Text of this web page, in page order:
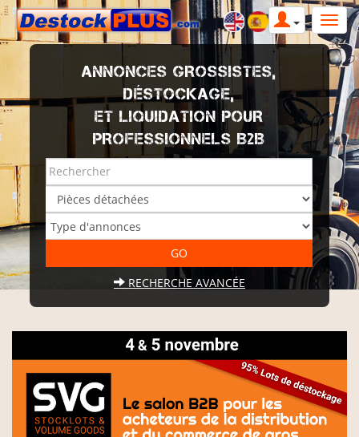
ANNONCES GROSSISTES,
DÉSTOCKAGE,
ET LIQUIDATION POUR
PROFESSIONNELS B2B
RECHERCHE AVANCÉE